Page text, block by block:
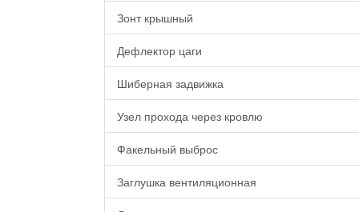
Зонт крышный
Дефлектор цаги
Шиберная задвижка
Узел прохода через кровлю
Факельный выброс
Заглушка вентиляционная